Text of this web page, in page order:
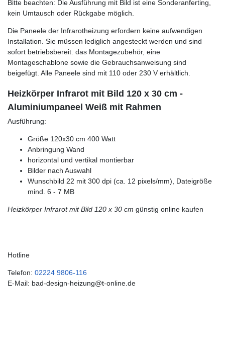
Bitte beachten: Die Ausführung mit Bild ist eine Sonderanferting,
kein Umtausch oder Rückgabe möglich.
Die Paneele der Infrarotheizung erfordern keine aufwendigen
Installation. Sie müssen lediglich angesteckt werden und sind
sofort betriebsbereit. das Montagezubehör, eine
Montageschablone sowie die Gebrauchsanweisung sind
beigefügt. Alle Paneele sind mit 110 oder 230 V erhältlich.
Heizkörper Infrarot mit Bild 120 x 30 cm -
Aluminiumpaneel Weiß mit Rahmen
Ausführung:
Größe 120x30 cm 400 Watt
Anbringung Wand
horizontal und vertikal montierbar
Bilder nach Auswahl
Wunschbild 22 mit 300 dpi (ca. 12 pixels/mm), Dateigröße
mind. 6 - 7 MB
Heizkörper Infrarot mit Bild 120 x 30 cm günstig online kaufen
Hotline
Telefon: 02224 9806-116
E-Mail: bad-design-heizung@t-online.de